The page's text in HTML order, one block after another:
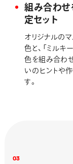
組み合わせ
定セット
オリジナルのマ
色と、「ミルキ
色を組み合わ
いのヒントや
す。
03